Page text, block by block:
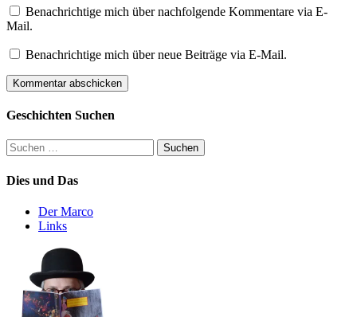
Benachrichtige mich über nachfolgende Kommentare via E-
Mail.
Benachrichtige mich über neue Beiträge via E-Mail.
Geschichten Suchen
Suchen
nach:
Dies und Das
Der Marco
Links